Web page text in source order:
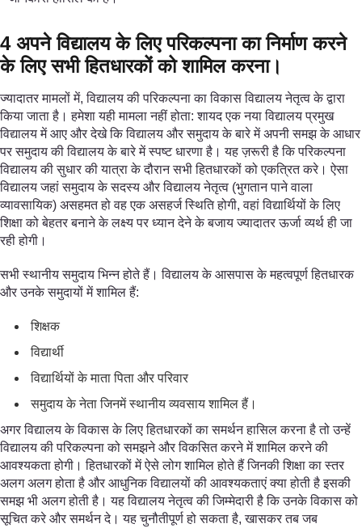
4 अपने विद्यालय के लिए परिकल्पना का निर्माण करने
के लिए सभी हितधारकों को शामिल करना।
ज्यादातर मामलों में, विद्यालय की परिकल्पना का विकास विद्यालय नेतृत्व के द्वारा
किया जाता है। हमेशा यही मामला नहीं होता: शायद एक नया विद्यालय प्रमुख
विद्यालय में आए और देखे कि विद्यालय और समुदाय के बारे में अपनी समझ के आधार
पर समुदाय की विद्यालय के बारे में स्पष्ट धारणा है। यह ज़रूरी है कि परिकल्पना
विद्यालय की सुधार की यात्रा के दौरान सभी हितधारकों को एकत्रित करे। ऐसा
विद्यालय जहां समुदाय के सदस्य और विद्यालय नेतृत्व (भुगतान पाने वाला
व्यावसायिक) असहमत हो वह एक असहर्ज स्थिति होगी, वहां विद्यार्थियों के लिए
शिक्षा को बेहतर बनाने के लक्ष्य पर ध्यान देने के बजाय ज्यादातर ऊर्जा व्यर्थ ही जा
रही होगी।
सभी स्थानीय समुदाय भिन्न होते हैं। विद्यालय के आसपास के महत्वपूर्ण हितधारक
और उनके समुदायों में शामिल हैं:
शिक्षक
विद्यार्थी
विद्यार्थियों के माता पिता और परिवार
समुदाय के नेता जिनमें स्थानीय व्यवसाय शामिल हैं।
अगर विद्यालय के विकास के लिए हितधारकों का समर्थन हासिल करना है तो उन्हें
विद्यालय की परिकल्पना को समझने और विकसित करने में शामिल करने की
आवश्यकता होगी। हितधारकों में ऐसे लोग शामिल होते हैं जिनकी शिक्षा का स्तर
अलग अलग होता है और आधुनिक विद्यालयों की आवश्यकताएं क्या होती है इसकी
समझ भी अलग होती है। यह विद्यालय नेतृत्व की जिम्मेदारी है कि उनके विकास को
सूचित करे और समर्थन दे। यह चुनौतीपूर्ण हो सकता है, खासकर तब जब